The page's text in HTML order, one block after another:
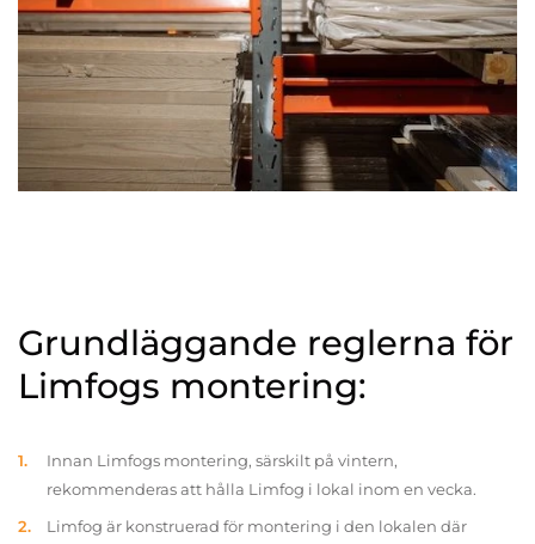
Grundläggande reglerna för
Limfogs montering:
Innan Limfogs montering, särskilt på vintern,
rekommenderas att hålla Limfog i lokal inom en vecka.
Limfog är konstruerad för montering i den lokalen där